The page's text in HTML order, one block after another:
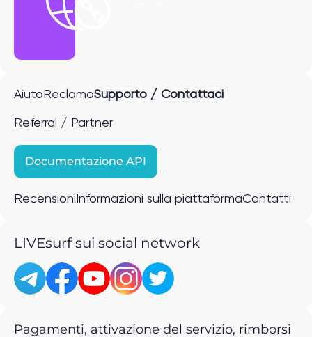
Aiuto ReclamoSupporto / Contattaci
Referral / Partner
Documentazione API
Recensioni Informazioni sulla piattaformaContatti
LIVEsurf sui social network
Pagamenti, attivazione del servizio, rimborsi